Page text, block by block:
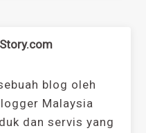
blog oleh
Malaysia
dan servis yang